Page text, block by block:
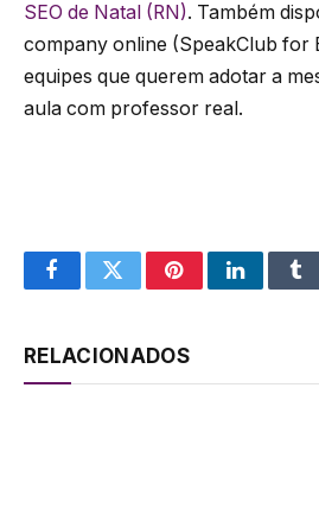
SEO de Natal (RN). Também
company online (SpeakClub for
equipes que querem adotar a
aula com professor real.
FacebookTwitterPinterestLinkedIn
RELACIONADOS